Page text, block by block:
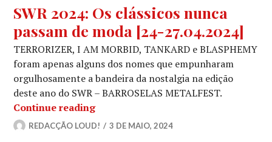
SWR 2024: Os clássicos nunca
passam de moda [24-27.04.2024]
TERRORIZER, I AM MORBID, TANKARD e BLASPHEMY
foram apenas alguns dos nomes que empunharam
orgulhosamente a bandeira da nostalgia na edição
deste ano do SWR – BARROSELAS METALFEST.
Continue readingSWR 2024: Os clássicos nunca
REDACÇÃO LOUD! 3 DE MAIO, 2024